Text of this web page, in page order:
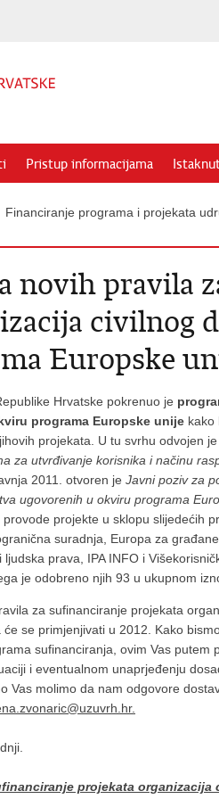
Pristup informacijama
Financiranje programa i projekata
novih pravila
civilnog
Europske
Hrvatske pokrenuo je
programa Europske unije kako
projekata. U tu svrhu odvojen
za utvrđivanje korisnika i načinu
2011. otvoren je Javni poziv za
ugovorenih u okviru programa
projekte u sklopu slijedećih
suradnja, Europa za
prava, IPA INFO i
je odobreno njih 93 u ukupnom
za sufinanciranje projekata
se primjenjivati u 2012. Kako
sufinanciranja, ovim Vas putem
i eventualnom unaprjeđenju
Vas molimo da nam odgovore
projekata